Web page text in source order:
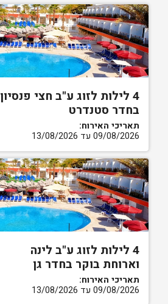
4 לילות לזוג ע"ב חצי פנסיון
בחדר סטנדרט
תאריכי האירוח:
09/08/2026 עד 13/08/2026
4 לילות לזוג ע"ב לינה
וארוחת בוקר בחדר גן
תאריכי האירוח:
09/08/2026 עד 13/08/2026